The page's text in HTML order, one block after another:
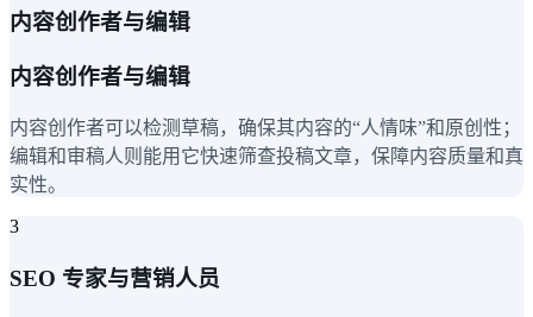
内容创作者与编辑
内容创作者与编辑
内容创作者可以检测草稿，确保其内容的“人情味”和原创性；
编辑和审稿人则能用它快速筛查投稿文章，保障内容质量和真
实性。
3
SEO 专家与营销人员